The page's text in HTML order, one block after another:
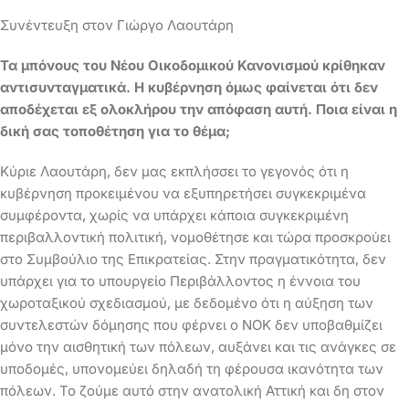
Συνέντευξη στον Γιώργο Λαουτάρη
Τα μπόνους του Νέου Οικοδομικού Κανονισμού κρίθηκαν
αντισυνταγματικά. Η κυβέρνηση όμως φαίνεται ότι δεν
αποδέχεται εξ ολοκλήρου την απόφαση αυτή. Ποια είναι η
δική σας τοποθέτηση για το θέμα;
Κύριε Λαουτάρη, δεν μας εκπλήσσει το γεγονός ότι η
κυβέρνηση προκειμένου να εξυπηρετήσει συγκεκριμένα
συμφέροντα, χωρίς να υπάρχει κάποια συγκεκριμένη
περιβαλλοντική πολιτική, νομοθέτησε και τώρα προσκρούει
στο Συμβούλιο της Επικρατείας. Στην πραγματικότητα, δεν
υπάρχει για το υπουργείο Περιβάλλοντος η έννοια του
χωροταξικού σχεδιασμού, με δεδομένο ότι η αύξηση των
συντελεστών δόμησης που φέρνει ο ΝΟΚ δεν υποβαθμίζει
μόνο την αισθητική των πόλεων, αυξάνει και τις ανάγκες σε
υποδομές, υπονομεύει δηλαδή τη φέρουσα ικανότητα των
πόλεων. Το ζούμε αυτό στην ανατολική Αττική και δη στον